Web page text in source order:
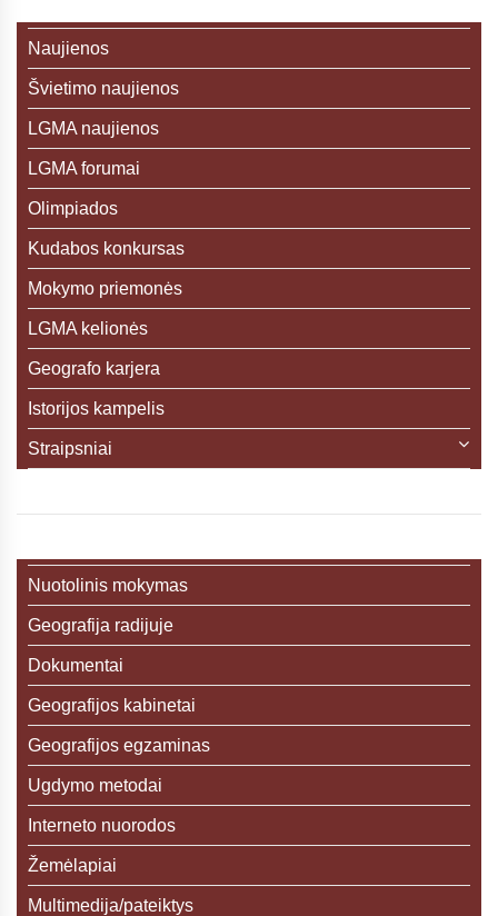
Naujienos
Švietimo naujienos
LGMA naujienos
LGMA forumai
Olimpiados
Kudabos konkursas
Mokymo priemonės
LGMA kelionės
Geografo karjera
Istorijos kampelis
Straipsniai
Nuotolinis mokymas
Geografija radijuje
Dokumentai
Geografijos kabinetai
Geografijos egzaminas
Ugdymo metodai
Interneto nuorodos
Žemėlapiai
Multimedija/pateiktys